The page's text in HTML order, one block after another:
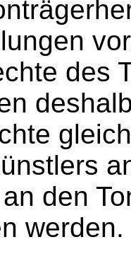
des
den
werden.